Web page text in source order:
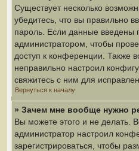
Существует несколько
убедитесь, что вы правильно
пароль. Если данные введены
администратором, чтобы
доступ к конференции. Также
неправильно настроил
свяжитесь с ним для
Вернуться к началу
» Зачем мне вообще нужно
Вы можете этого и не делать.
администратор настроил
зарегистрироваться, чтобы